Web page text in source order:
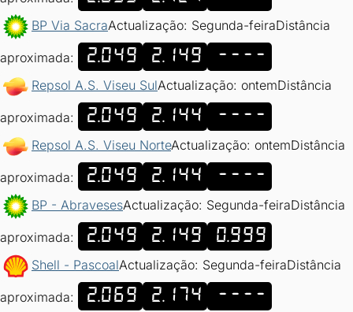
BP Via SacraActualização: Segunda-feiraDistância
aproximada: 2.049 2.149 ----
Repsol A.S. Viseu SulActualização: ontemDistância
aproximada: 2.049 2.144 ----
Repsol A.S. Viseu NorteActualização: ontemDistância
aproximada: 2.049 2.144 ----
BP - AbravesesActualização: Segunda-feiraDistância
aproximada: 2.049 2.149 0.999
Shell - PascoalActualização: Segunda-feiraDistância
aproximada: 2.069 2.174 ----